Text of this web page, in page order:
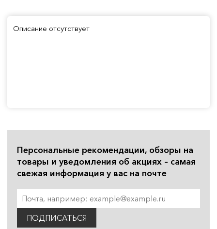
Описание отсутствует
Персональные рекомендации, обзоры на
товары и уведомления об акциях – самая
свежая информация у вас на почте
ПОДПИСАТЬСЯ